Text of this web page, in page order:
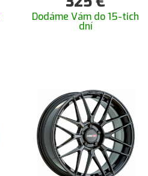
Dodáme Vám do 15-tich
dní